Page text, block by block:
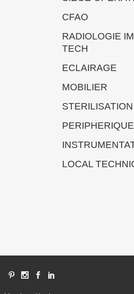
CFAO
RADIOLOGIE
TECH
ECLAIRAGE
MOBILIER
STERILISATION
PERIPHERIQUE
LOCAL